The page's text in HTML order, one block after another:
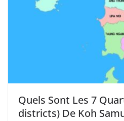
Quels Sont Les 7
districts) De Koh